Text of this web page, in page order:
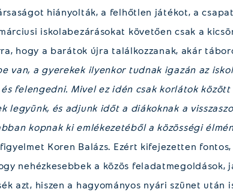
hiányolták, a felhőtlen játékot, a
iskolabezárásokat követően csak a
hogy a barátok újra találkozzanak, akár
van, a gyerekek ilyenkor tudnak igazán az
felengedni. Mivel ez idén csak korlátok
legyünk, és adjunk időt a diákoknak a
kopnak ki emlékezetéből a közösségi
Koren Balázs. Ezért kifejezetten fontos,
nehézkesebbek a közös feladatmegoldások,
azt, hiszen a hagyományos nyári szünet után